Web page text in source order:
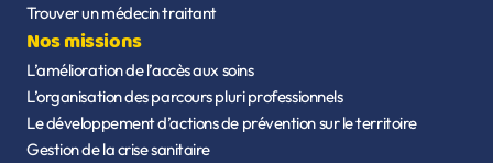
Nos missions
L’amélioration de l’accès aux soins
L’organisation des parcours pluri professionnels
Le développement d’actions de prévention sur le territoire
Gestion de la crise sanitaire
Trouver un médecin traitant